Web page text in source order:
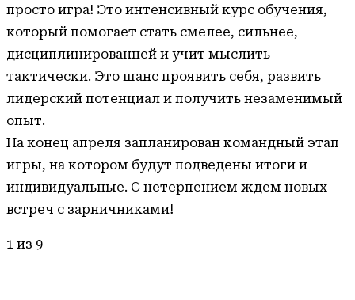
просто игра! Это интенсивный курс обучения,
который помогает стать смелее, сильнее,
дисциплинированней и учит мыслить
тактически. Это шанс проявить себя, развить
лидерский потенциал и получить незаменимый
опыт.
На конец апреля запланирован командный этап
игры, на котором будут подведены итоги и
индивидуальные. С нетерпением ждем новых
встреч с зарничниками!
1 из 9